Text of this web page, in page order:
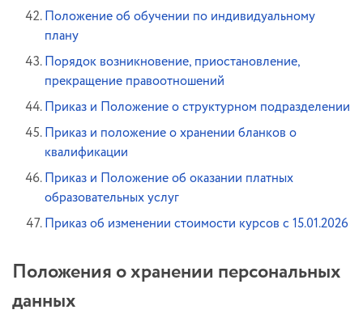
Положение об обучении по индивидуальному
плану
Порядок возникновение, приостановление,
прекращение правоотношений
Приказ и Положение о структурном подразделении
Приказ и положение о хранении бланков о
квалификации
Приказ и Положение об оказании платных
образовательных услуг
Приказ об изменении стоимости курсов с 15.01.2026
Положения о хранении персональных
данных